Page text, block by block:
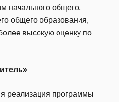
начального общего,
общего образования,
высокую оценку по
реализация программы